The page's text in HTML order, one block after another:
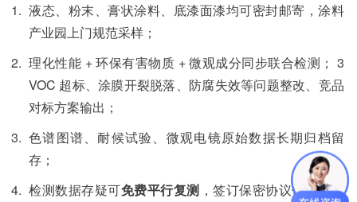
液态、粉末、膏状涂料、底漆面漆均可密封邮寄，涂料
产业园上门规范采样；
理化性能 + 环保有害物质 + 微观成分同步联合检测； 3
VOC 超标、涂膜开裂脱落、防腐失效等问题整改、竞品
对标方案输出；
色谱图谱、耐候试验、微观电镜原始数据长期归档留
存；
检测数据存疑可免费平行复测 ，签订保密协议保护涂料